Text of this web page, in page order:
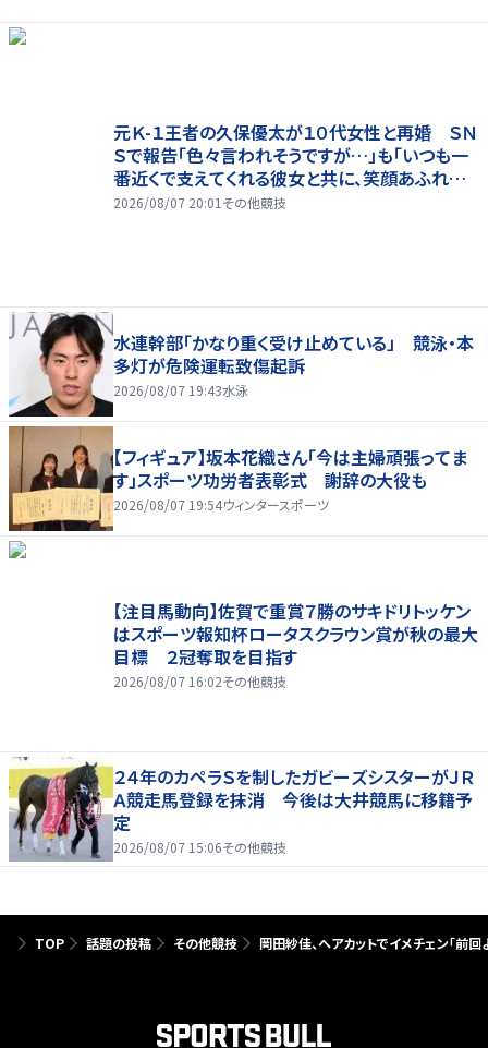
元Ｋ-１王者の久保優太が１０代女性と再婚 ＳＮ
Ｓで報告「色々言われそうですが…」も「いつも一
番近くで支えてくれる彼女と共に、笑顔あふれる
家庭を築いていきたい」
2026/08/07 20:01 その他競技
水連幹部「かなり重く受け止めている」 競泳・本
多灯が危険運転致傷起訴
2026/08/07 19:43水泳
【フィギュア】坂本花織さん「今は主婦頑張ってま
す」スポーツ功労者表彰式 謝辞の大役も
2026/08/07 19:54ウィンタースポーツ
【注目馬動向】佐賀で重賞７勝のサキドリトッケン
はスポーツ報知杯ロータスクラウン賞が秋の最大
目標 ２冠奪取を目指す
2026/08/07 16:02その他競技
２４年のカペラＳを制したガビーズシスターがＪＲ
Ａ競走馬登録を抹消 今後は大井競馬に移籍予
定
2026/08/07 15:06その他競技
TOP 話題の投稿 その他競技 岡田紗佳、ヘアカットでイメチェン「前回